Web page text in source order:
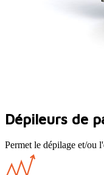
Dépileurs de
Permet le dépilage et/ou